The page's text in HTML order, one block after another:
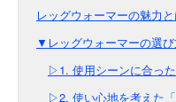
レッグウォーマーの魅力と
▼レッグウォーマーの選
▷1. 使用シーンに合っ
▷2. 使い心地を考えた